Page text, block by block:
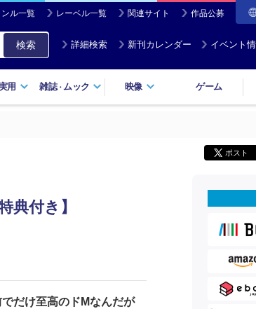
ル一覧 レーベル一覧 関連サイト 作品公募
検索 詳細検索 新刊カレンダー イベント
用 雑誌・ ムック 映像 ゲーム
ポスト
典付き】
だけ至高のドMなんだが